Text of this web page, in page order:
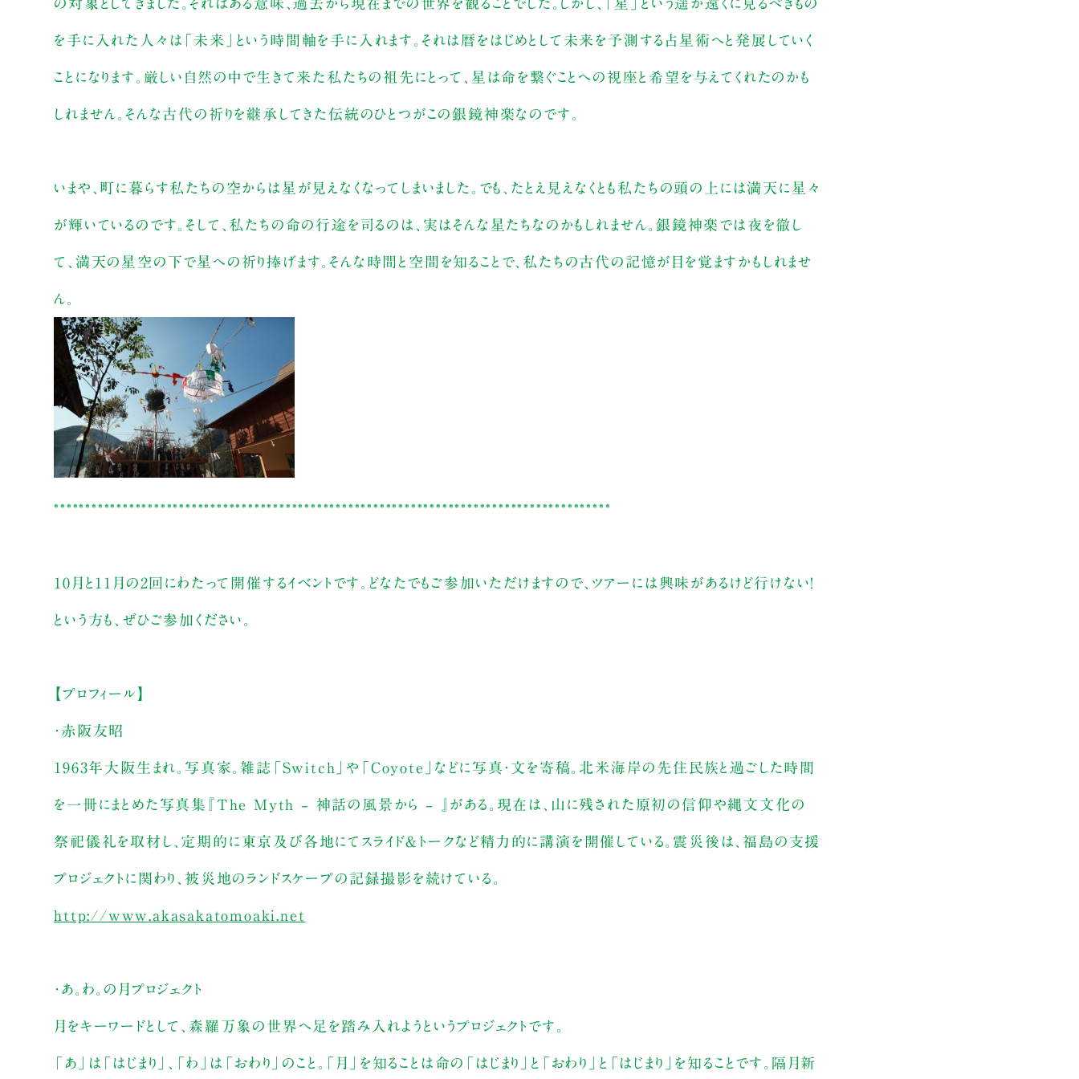
の対象としてきました。それはある意味、過去から現在までの世界を観ることでした。しかし、「星」という遥か遠くに見るべきもの
を手に入れた人々は「未来」という時間軸を手に入れます。それは暦をはじめとして未来を予測する占星術へと発展していく
ことになります。厳しい自然の中で生きて来た私たちの祖先にとって、星は命を繋ぐことへの視座と希望を与えてくれたのかも
しれません。そんな古代の祈りを継承してきた伝統のひとつがこの銀鏡神楽なのです。
いまや、町に暮らす私たちの空からは星が見えなくなってしまいました。でも、たとえ見えなくとも私たちの頭の上には満天に星々
が輝いているのです。そして、私たちの命の行途を司るのは、実はそんな星たちなのかもしれません。銀鏡神楽では夜を徹し
て、満天の星空の下で星への祈り捧げます。そんな時間と空間を知ることで、私たちの古代の記憶が目を覚ますかもしれませ
ん。
*****************************************************************************************
10月と11月の2回にわたって開催するイベントです。どなたでもご参加いただけますので、ツアーには興味があるけど行けない！
という方も、ぜひご参加ください。
【プロフィール】
・赤阪友昭
1963年大阪生まれ。写真家。雑誌「Switch」や「Coyote」などに写真・文を寄稿。北米海岸の先住民族と過ごした時間
を一冊にまとめた写真集『The Myth – 神話の風景から – 』がある。現在は、山に残された原初の信仰や縄文文化の
祭祀儀礼を取材し、定期的に東京及び各地にてスライド＆トークなど精力的に講演を開催している。震災後は、福島の支援
プロジェクトに関わり、被災地のランドスケープの記録撮影を続けている。
http://www.akasakatomoaki.net
・あ。わ。の月プロジェクト
月をキーワードとして、森羅万象の世界へ足を踏み入れようというプロジェクトです。
「あ」は「はじまり」、「わ」は「おわり」のこと。「月」を知ることは命の「はじまり」と「おわり」と「はじまり」を知ることです。隔月新